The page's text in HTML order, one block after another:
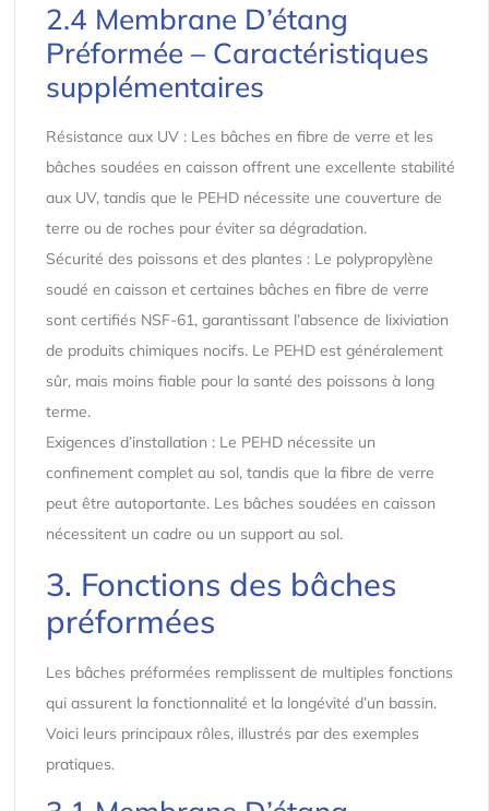
2.4 Membrane D’étang
Préformée – Caractéristiques
supplémentaires
Résistance aux UV : Les bâches en fibre de verre et les
bâches soudées en caisson offrent une excellente stabilité
aux UV, tandis que le PEHD nécessite une couverture de
terre ou de roches pour éviter sa dégradation.
Sécurité des poissons et des plantes : Le polypropylène
soudé en caisson et certaines bâches en fibre de verre
sont certifiés NSF-61, garantissant l’absence de lixiviation
de produits chimiques nocifs. Le PEHD est généralement
sûr, mais moins fiable pour la santé des poissons à long
terme.
Exigences d’installation : Le PEHD nécessite un
confinement complet au sol, tandis que la fibre de verre
peut être autoportante. Les bâches soudées en caisson
nécessitent un cadre ou un support au sol.
3. Fonctions des bâches
préformées
Les bâches préformées remplissent de multiples fonctions
qui assurent la fonctionnalité et la longévité d’un bassin.
Voici leurs principaux rôles, illustrés par des exemples
pratiques.